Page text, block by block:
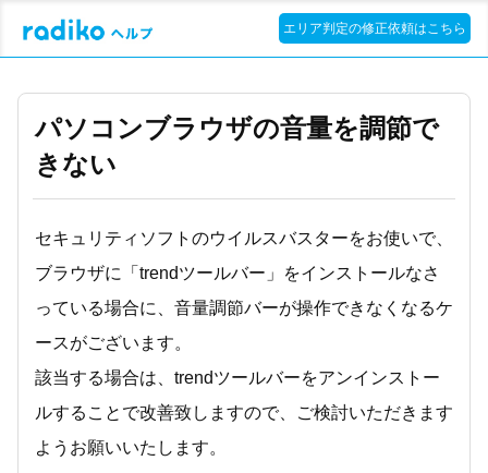
エリア判定の修正依頼はこちら
パソコンブラウザの音量を調節で
きない
セキュリティソフトのウイルスバスターをお使いで、
ブラウザに「trendツールバー」をインストールなさ
っている場合に、音量調節バーが操作できなくなるケ
ースがございます。
該当する場合は、trendツールバーをアンインストー
ルすることで改善致しますので、ご検討いただきます
ようお願いいたします。